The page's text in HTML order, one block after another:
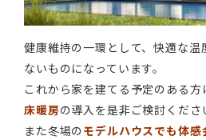
健康維持の一環として、快適な
ないものになっています。
これから家を建てる予定のある方
床暖房の導入を是非ご検討くださ
また冬場の モデルハウスでも体感